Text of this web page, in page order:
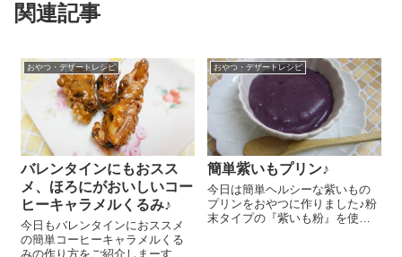
関連記事
おやつ・デザートレシピ
バレンタインにもおスス
メ、ほろにがおいしいコー
ヒーキャラメルくるみ♪
今日もバレンタインにおススメ
の簡単コーヒーキャラメルくる
みの作り方をご紹介しまーす😉
おやつ・デザートレシピ
簡単紫いもプリン♪
今日は簡単ヘルシーな紫いもの
プリンをおやつに作りました♪粉
末タイプの『紫いも粉』を使う